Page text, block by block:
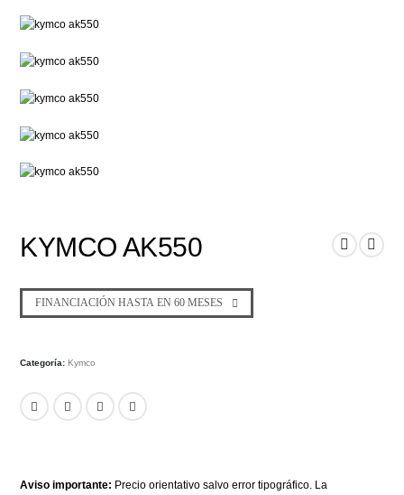
KYMCO AK550
FINANCIACIÓN HASTA EN 60 MESES
Categoría:Kymco
Aviso importante: Precio orientativo salvo error tipográfico. La